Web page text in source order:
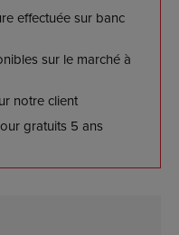
effectuée sur banc
sur le marché à
notre client
gratuits 5 ans